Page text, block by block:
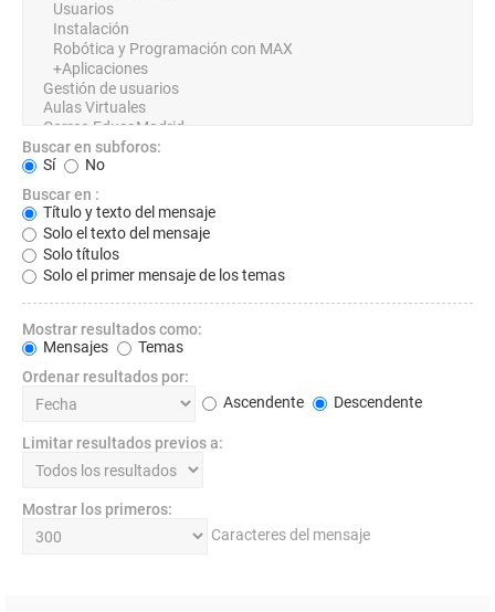
Buscar en subforos:
Sí
No
Buscar en :
Título y texto del mensaje
Solo el texto del mensaje
Solo títulos
Solo el primer mensaje de los temas
Mostrar resultados como:
Mensajes
Temas
Ordenar resultados por:
Ascendente
Descendente
Limitar resultados previos a:
Mostrar los primeros:
Caracteres del mensaje